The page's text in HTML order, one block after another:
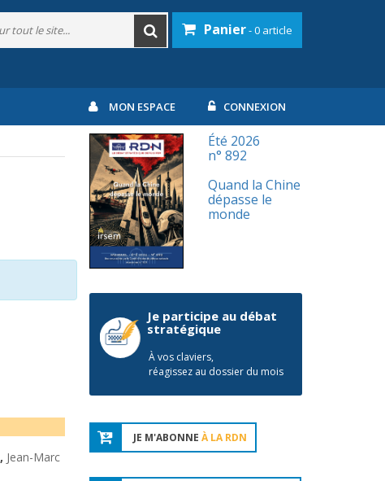
Panier- 0 article
MON ESPACE CONNEXION
, Jean-Marc
Été 2026
n° 892
Quand la Chine
dépasse le
monde
Je participe au débat
stratégique
À vos claviers,
réagissez au dossier du mois
JE M'ABONNE À LA RDN